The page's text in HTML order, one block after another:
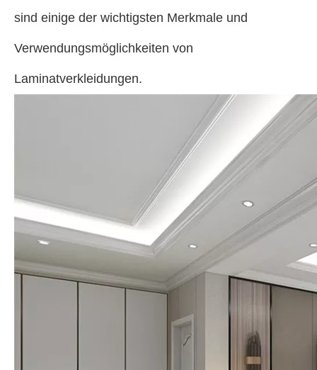
sind einige der wichtigsten Merkmale und
Verwendungsmöglichkeiten von
Laminatverkleidungen.